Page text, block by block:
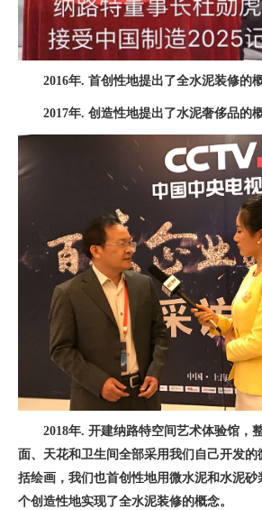
2016年. 首创性地提出了全水泥装修的概
2017年. 创造性地提出了水泥奢侈品的概
2018年. 开建纳路特空间艺术体验馆，
面、天花和卫生间全部采用我们自己开发
括绘画，我们也首创性地用微水泥和水泥
个创造性地实现了全水泥装修的概念。